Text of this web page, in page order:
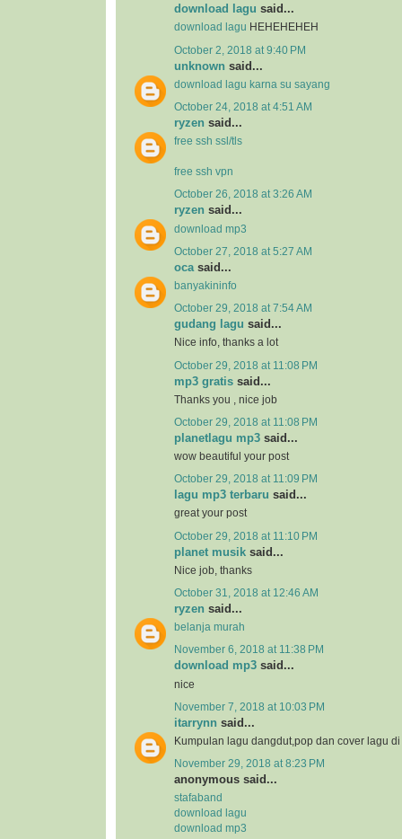
download lagu said...
download lagu HEHEHEHEH
October 2, 2018 at 9:40 PM
unknown said...
download lagu karna su sayang
October 24, 2018 at 4:51 AM
ryzen said...
free ssh ssl/tls
free ssh vpn
October 26, 2018 at 3:26 AM
ryzen said...
download mp3
October 27, 2018 at 5:27 AM
oca said...
banyakininfo
October 29, 2018 at 7:54 AM
gudang lagu said...
Nice info, thanks a lot
October 29, 2018 at 11:08 PM
mp3 gratis said...
Thanks you , nice job
October 29, 2018 at 11:08 PM
planetlagu mp3 said...
wow beautiful your post
October 29, 2018 at 11:09 PM
lagu mp3 terbaru said...
great your post
October 29, 2018 at 11:10 PM
planet musik said...
Nice job, thanks
October 31, 2018 at 12:46 AM
ryzen said...
belanja murah
November 6, 2018 at 11:38 PM
download mp3 said...
nice
November 7, 2018 at 10:03 PM
itarrynn said...
Kumpulan lagu dangdut,pop dan cover lagu di
November 29, 2018 at 8:23 PM
anonymous said...
stafaband
download lagu
download mp3